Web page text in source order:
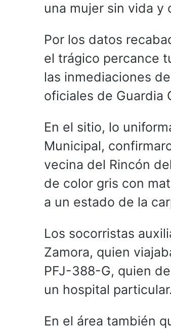
una mujer sin vida y
Por los datos
el trágico percance
las inmediaciones
oficiales de Guardia
En el sitio, lo
Municipal,
vecina del Rincón
de color gris con
a un estado de la
Los socorristas
Zamora, quien
PFJ-388-G, quien
un hospital particular.
En el área también